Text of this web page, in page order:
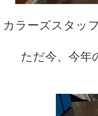
カラーズスタッ
ただ今、今年